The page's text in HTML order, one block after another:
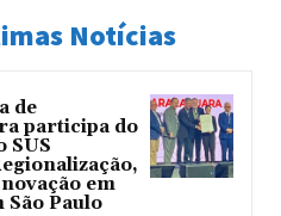
Notícias
de
participa do
SUS
em
São Paulo